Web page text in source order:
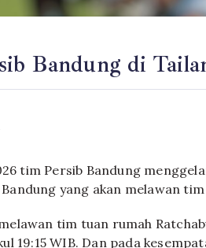
Bandung di
tim Persib Bandung
yang akan melawan
tim tuan rumah
19:15 WIB. Dan pada